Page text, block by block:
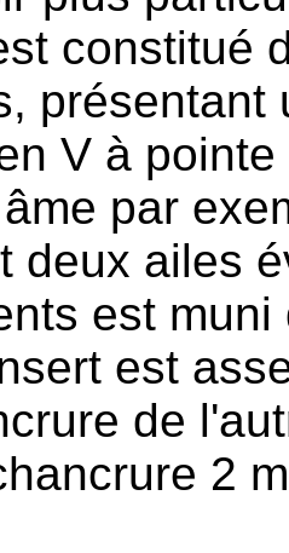
constitué
présentant
V à
par
deux ailes
est
est
de
2